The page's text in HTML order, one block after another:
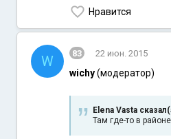
Нравится
W 83 22 июн. 2015
wichy(модератор)
Elena Vasta
Там где-то в